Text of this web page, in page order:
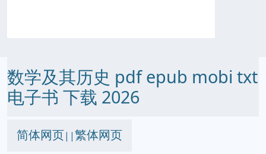
数学及其历史 pdf epub mobi txt
电子书 下载 2026
简体网页||繁体网页